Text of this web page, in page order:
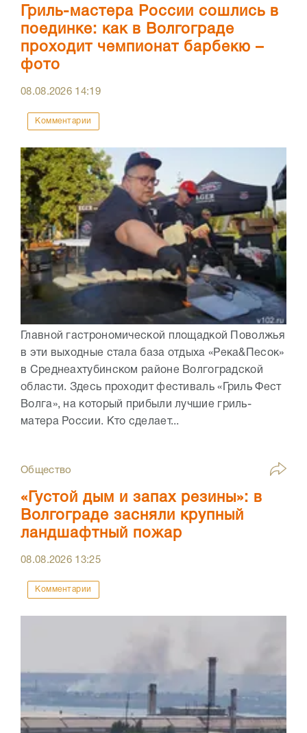
Гриль-мастера России сошлись в
поединке: как в Волгограде
проходит чемпионат барбекю –
фото
08.08.2026 14:19
Комментарии
Главной гастрономической площадкой Поволжья
в эти выходные стала база отдыха «Река&Песок»
в Среднеахтубинском районе Волгоградской
области. Здесь проходит фестиваль «Гриль Фест
Волга», на который прибыли лучшие гриль-
матера России. Кто сделает...
Общество
«Густой дым и запах резины»: в
Волгограде засняли крупный
ландшафтный пожар
08.08.2026 13:25
Комментарии